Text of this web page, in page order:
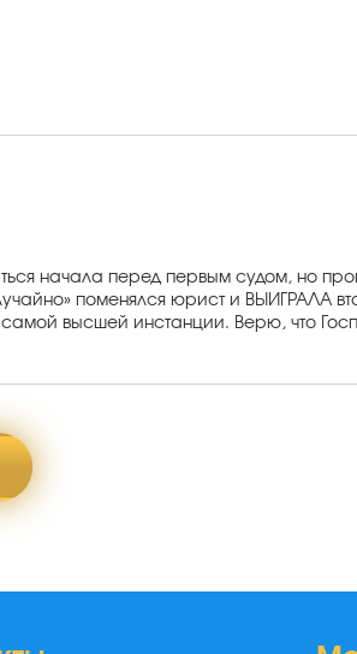
начала перед первым судом, но
поменялся юрист и ВЫИГРАЛА
высшей инстанции. Верю, что